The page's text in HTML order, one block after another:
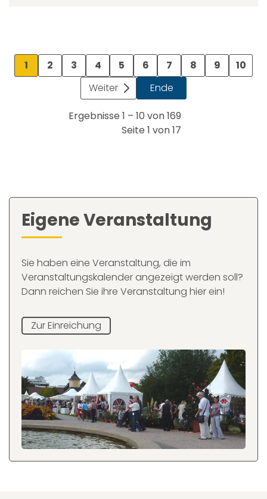
1 2 3 4 5 6 7 8 9
10
Weiter
Ende
Ergebnisse 1 – 10 von 169
Seite 1 von 17
Eigene Veranstaltung
Sie haben eine Veranstaltung, die im
Veranstaltungskalender angezeigt werden soll?
Dann reichen Sie ihre Veranstaltung hier ein!
Zur Einreichung